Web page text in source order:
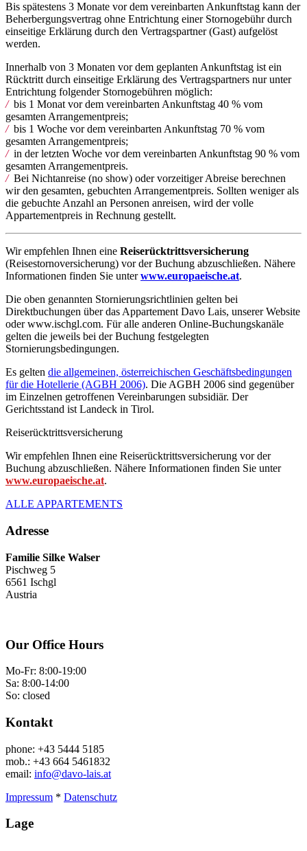
Bis spätestens 3 Monate vor dem vereinbarten Ankunftstag kann der
Beherbergungsvertrag ohne Entrichtung einer Stornogebühr durch
einseitige Erklärung durch den Vertragspartner (Gast) aufgelöst
werden.
Innerhalb von 3 Monaten vor dem geplanten Ankunftstag ist ein
Rücktritt durch einseitige Erklärung des Vertragspartners nur unter
Entrichtung folgender Stornogebühren möglich:
/ bis 1 Monat vor dem vereinbarten Ankunftstag 40 % vom
gesamten Arrangementpreis;
/ bis 1 Woche vor dem vereinbarten Ankunftstag 70 % vom
gesamten Arrangementpreis;
/ in der letzten Woche vor dem vereinbarten Ankunftstag 90 % vom
gesamten Arrangementpreis.
/ Bei Nichtanreise (no show) oder vorzeitiger Abreise berechnen
wir den gesamten, gebuchten Arrangementpreis. Sollten weniger als
die gebuchte Anzahl an Personen anreisen, wird der volle
Appartementpreis in Rechnung gestellt.
Wir empfehlen Ihnen eine Reiserücktrittsversicherung
(Reisestornoversicherung) vor der Buchung abzuschließen. Nähere
Informationen finden Sie unterwww.europaeische.at.
Die oben genannten Stornierungsrichtlinien gelten bei
Direktbuchungen über das Appartement Davo Lais, unserer Website
oder www.ischgl.com. Für alle anderen Online-Buchungskanäle
gelten die jeweils bei der Buchung festgelegten
Stornierungsbedingungen.
Es gelten die allgemeinen, österreichischen Geschäftsbedingungen
für die Hotellerie (AGBH 2006). Die AGBH 2006 sind gegenüber
im Einzelnen getroffenen Vereinbarungen subsidiär. Der
Gerichtsstand ist Landeck in Tirol.
Reiserücktrittsversicherung
Wir empfehlen Ihnen eine Reiserücktrittsversicherung vor der
Buchung abzuschließen. Nähere Informationen finden Sie unter
www.europaeische.at.
ALLE APPARTEMENTS
Adresse
Familie Silke Walser
Pischweg 5
6561 Ischgl
Austria
Our Office Hours
Mo-Fr: 8:00-19:00
Sa: 8:00-14:00
So: closed
Kontakt
phone: +43 5444 5185
mob.: +43 664 5461832
email: info@davo-lais.at
Impressum * Datenschutz
Lage